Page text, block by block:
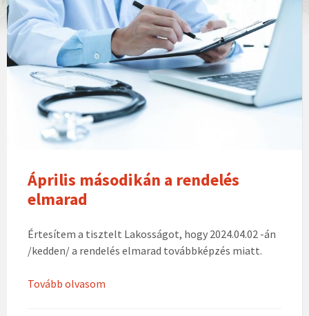
Április másodikán a rendelés
elmarad
Értesítem a tisztelt Lakosságot, hogy 2024.04.02 -án
/kedden/ a rendelés elmarad továbbképzés miatt.
Tovább olvasom